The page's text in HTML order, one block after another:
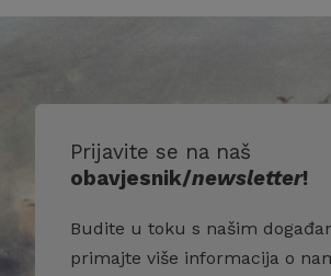
Prijavite se na naš
obavjesnik/newsletter!
Budite u toku s našim
primajte više informacija o